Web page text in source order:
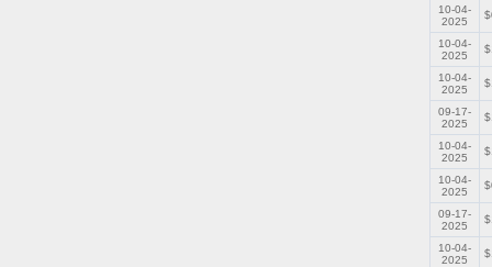
10-04-
2025
10-04-
2025
10-04-
2025
09-17-
2025
10-04-
2025
10-04-
2025
09-17-
2025
10-04-
2025